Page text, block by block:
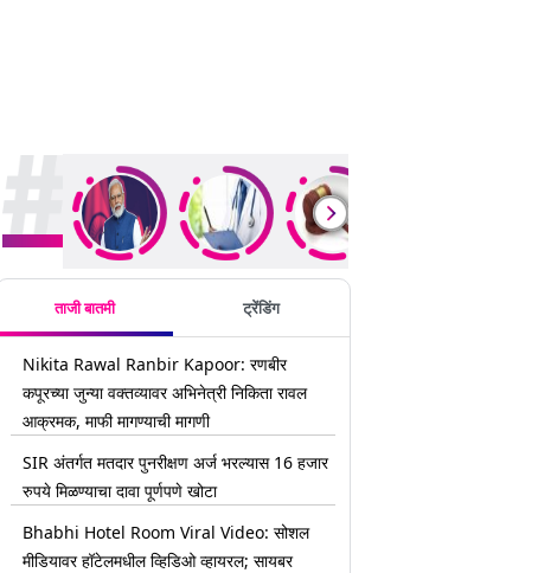
ताजी बातमी ट्रेंडिंग
Nikita Rawal Ranbir Kapoor: रणबीर
कपूरच्या जुन्या वक्तव्यावर अभिनेत्री निकिता रावल
आक्रमक, माफी मागण्याची मागणी
SIR अंतर्गत मतदार पुनरीक्षण अर्ज भरल्यास 16 हजार
रुपये मिळण्याचा दावा पूर्णपणे खोटा
Bhabhi Hotel Room Viral Video: सोशल
मीडियावर हॉटेलमधील व्हिडिओ व्हायरल; सायबर